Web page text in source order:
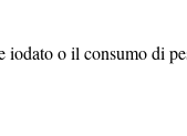
iodato o il consumo di